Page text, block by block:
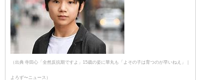
（出典 寺田心「全然反抗期ですよ」15歳の姿に華丸も「よその子は育つのが早いねえ」｜
よろず〜ニュース）